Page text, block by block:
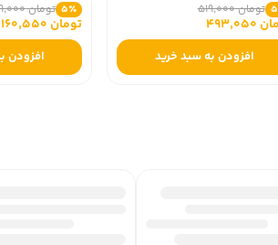
519,000
افزودن به سبد خرید
تومان 169,000
تومان 160,550
افزودن به